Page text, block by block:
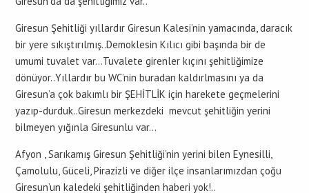
Giresun Şehitliği yıllardır Giresun Kalesi’nin yamacında, daracık
bir yere sıkıştırılmış..Demoklesin Kılıcı gibi başında bir de
umumi tuvalet var…Tuvalete girenler kıçını şehitliğimize
dönüyor..Yıllardır bu WC’nin buradan kaldırlmasını ya da
Giresun’a çok bakımlı bir ŞEHİTLİK için harekete geçmelerini
yazıp-durduk..Giresun merkezdeki mevcut şehitliğin yerini
bilmeyen yığınla Giresunlu var…
Afyon , Sarıkamış Giresun Şehitliği’nin yerini bilen Eynesilli,
Çamolulu, Güceli, Pirazizli ve diğer ilçe insanlarımızdan çoğu
Giresun’un kaledeki şehitliğinden haberi yok!..